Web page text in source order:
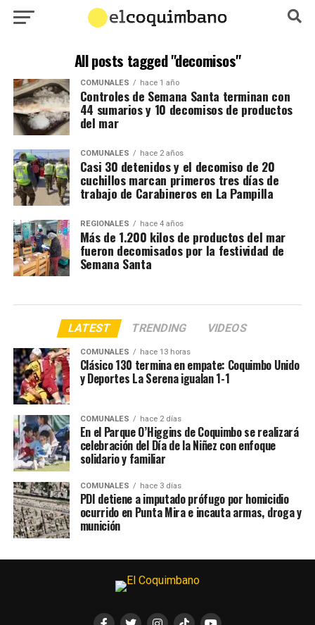
All posts tagged "decomisos"
COMUNALES hace 1 año
Controles de Semana Santa terminan con
44 sumarios y 10 decomisos de productos
del mar
COMUNALES hace 2 años
Casi 30 detenidos y el decomiso de 20
cuchillos marcan primeros tres días de
trabajo de Carabineros en La Pampilla
REGIONALES hace 4 años
Más de 1.200 kilos de productos del mar
fueron decomisados por la festividad de
Semana Santa
LATEST TRENDING VIDEOS
COMUNALES hace 13 horas
Clásico 130 termina en empate: Coquimbo Unido
y Deportes La Serena igualan 1-1
COMUNALES hace 2 días
En el Parque O’Higgins de Coquimbo se realizará
celebración del Día de la Niñez con enfoque
solidario y familiar
COMUNALES hace 3 días
PDI detiene a imputado prófugo por homicidio
ocurrido en Punta Mira e incauta armas, droga y
munición